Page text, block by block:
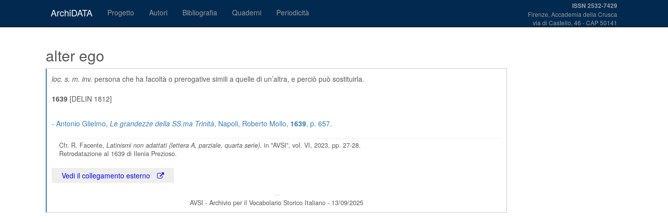
ArchiDATA Progetto Autori Bibliografia Quaderni Periodicità
ISSN 2532-7429
Firenze, Accademia della Crusca
via di Castello, 46 - CAP 50141
alter ego
loc. s. m. inv. persona che ha facoltà o prerogative simili a quelle di un’altra, e perciò può sostituirla.
1639 [DELIN 1812]
- Antonio Glielmo, Le grandezze della SS.ma Trinità, Napoli, Roberto Mollo, 1639, p. 657.
Cfr. R. Facente, Latinismi non adattati (lettera A, parziale, quarta serie), in "AVSI", vol. VI, 2023, pp. 27-28.
Retrodatazione al 1639 di Ilenia Prezioso.
Vedi il collegamento esterno
---
AVSI - Archivio per il Vocabolario Storico Italiano - 13/09/2025